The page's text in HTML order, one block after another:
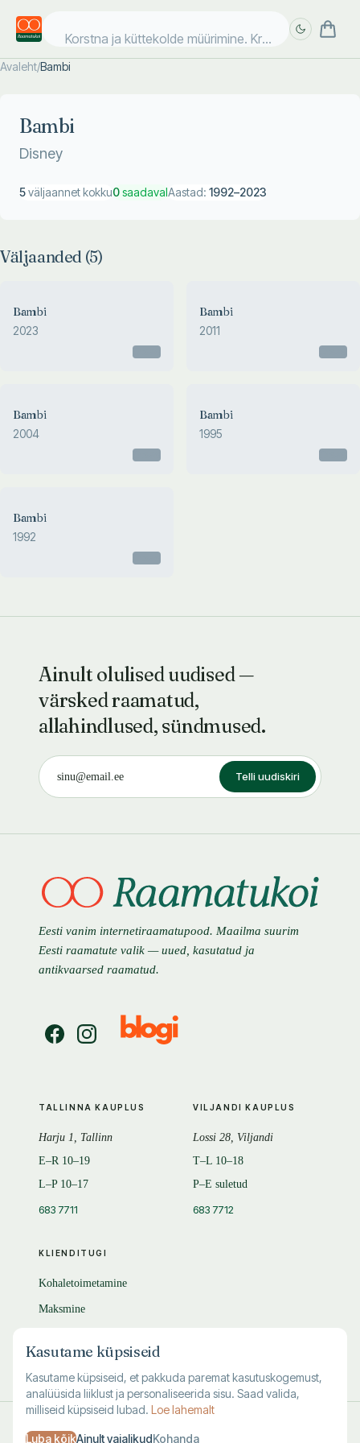
Korstna ja küttekolde müürimine. Krohvim
Avaleht/Bambi
Bambi
Disney
5väljaannet kokku0saadavalAastad: 1992–2023
Väljaanded (5)
Bambi
2023
Bambi
2011
Bambi
2004
Bambi
1995
Bambi
1992
Ainult olulised uudised —
värsked raamatud,
allahindlused, sündmused.
Telli uudiskiri
Eesti vanim internetiraamatupood. Maailma suurim
Eesti raamatute valik — uued, kasutatud ja
antikvaarsed raamatud.
KLIENDITUGI
Kohaletoimetamine
Maksmine
KKK
TALLINNA KAUPLUS
Harju 1, Tallinn
E–R 10–19
L–P 10–17
683 7711
VILJANDI KAUPLUS
Lossi 28, Viljandi
T–L 10–18
P–E suletud
683 7712
Kasutustingimused·Privaatsus·Andmete kustutamine
Kasutame küpsiseid
Kasutame küpsiseid, et pakkuda paremat kasutuskogemust,
analüüsida liiklust ja personaliseerida sisu. Saad valida,
milliseid küpsiseid lubad. Loe lahemalt
Luba kõikAinult vajalikudKohanda